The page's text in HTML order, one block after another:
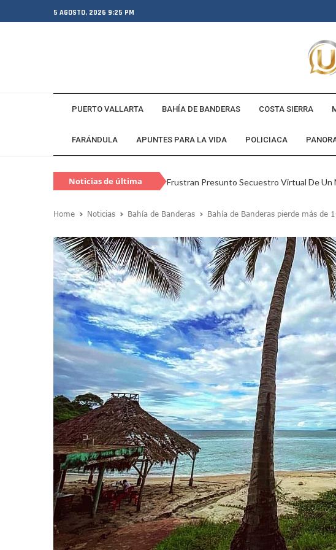
5 AGOSTO, 2026 9:25 PM
PUERTO VALLARTA BAHÍA DE BANDERAS COSTA SIERRA
FARÁNDULA APUNTES PARA LA VIDA POLICIACA
Noticias de última
Frustran Presunto Secuestro Virtual De Un
SIOP Moderniza La Casa De La Cultura En
Estados Unidos Endurece Su Combate Al
Buscan A Wilber Armando Colmenares
Melissa Madero Exige Aclarar Sustento
Washington Enfrenta Una Emergencia
Avanza Plan Para Construir Estadio De
Nuevas Concesiones De Taxis En Puerto
Mueren Cuatro Personas Tras Explosión
Bruno Blancas Lleva El Mensaje De La
Liberan 180 Crías De Iguana Verde En El
Puerto Vallarta Participa En Los
Ofrecerán Asesoría Jurídica Gratuita En
Juan Solís E Iris Torres Buscan Integrar La
Realizan Operativo Preventivo En Seis
Arquitecto Luis Munguía Reconoce La
Semana Lluviosa Para Puerto Vallarta Con
Voces Del Orgullo Distingue A Referentes
Partido Verde Conforma Su 12.º “Ejército
Buques Mexicanos Parten A Venezuela
Home Noticias Bahía de Banderas Bahía de Banderas pierde más de